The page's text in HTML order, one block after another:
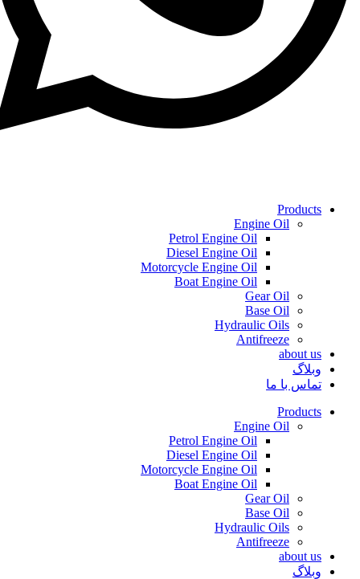
Products
Engine Oil
Petrol Engine Oil
Diesel Engine Oil
Motorcycle Engine Oil
Boat Engine Oil
Gear Oil
Base Oil
Hydraulic Oils
Antifreeze
about us
وبلاگ
تماس با ما
Products
Engine Oil
Petrol Engine Oil
Diesel Engine Oil
Motorcycle Engine Oil
Boat Engine Oil
Gear Oil
Base Oil
Hydraulic Oils
Antifreeze
about us
وبلاگ